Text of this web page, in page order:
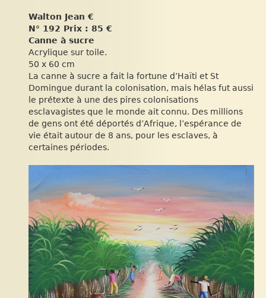
Walton Jean €
N° 192 Prix : 85 €
Canne à sucre
Acrylique sur toile.
50 x 60 cm
La canne à sucre a fait la fortune d’Haïti et St
Domingue durant la colonisation, mais hélas fut aussi
le prétexte à une des pires colonisations
esclavagistes que le monde ait connu. Des millions
de gens ont été déportés d’Afrique, l’espérance de
vie était autour de 8 ans, pour les esclaves, à
certaines périodes.